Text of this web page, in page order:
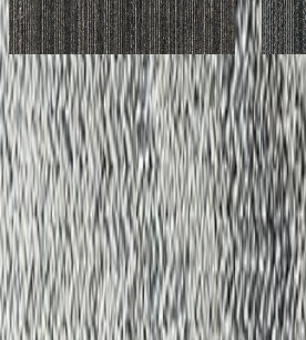
[税抜]
サンプル請求
[税抜
サ
こちらもおすすめ
メーカー
東リ株式会社
GA-400A フロー